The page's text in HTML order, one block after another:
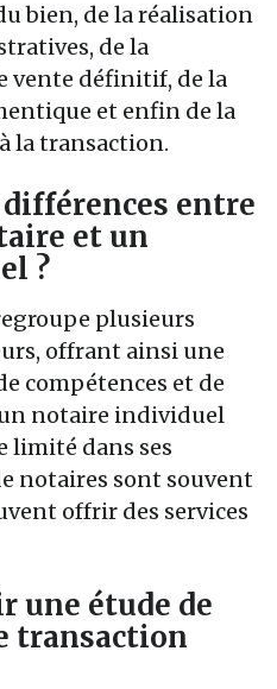
bien, de la réalisation
de la
vente définitif, de la
et enfin de la
la transaction.
entre
et un
?
plusieurs
offrant ainsi une
compétences et de
un notaire individuel
limité dans ses
notaires sont souvent
offrir des services
une étude de
transaction